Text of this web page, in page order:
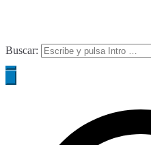
Buscar: